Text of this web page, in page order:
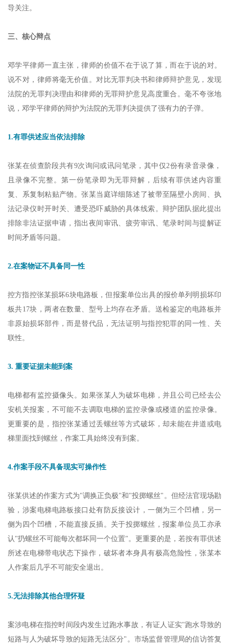
导关注。
三、核心辩点
邓学平律师一直主张，律师的价值不在于说了算，而在于说的对。
说不对，律师将毫无价值。对比无罪判决书和律师辩护意见，发现
法院的无罪判决理由和律师的无罪辩护意见高度重合。毫不夸张地
说，邓学平律师的辩护为法院的无罪判决提供了强有力的子弹。
1.有罪供述应当依法排除
张某在侦查阶段共有9次询问或讯问笔录，其中仅2份有录音录像，
且录像不完整。第一份笔录即为无罪辩解，后续有罪供述内容重
复、系复制粘贴产物。张某当庭详细陈述了被带至隔壁小房间、执
法记录仪时开时关、遭受恐吓威胁的具体线索。辩护团队据此提出
排除非法证据申请，指出夜间审讯、疲劳审讯、笔录时间与提解证
时间矛盾等问题。
2.在案物证不具备同一性
控方指控张某损坏6块电路板，但报案单位出具的报价单列明损坏印
板共17块，两者在数量、型号上均存在矛盾。送检鉴定的电路板并
非原始损坏部件，而是替代品，无法证明与指控犯罪的同一性、关
联性。
3. 重要证据未能到案
电梯都有监控摄像头。如果张某人为破坏电梯，并且公司已经去公
安机关报案，不可能不去调取电梯的监控录像或楼道的监控录像。
更重要的是，指控张某通过丢螺丝等方式破坏，却未能在井道或电
梯里面找到螺丝，作案工具始终没有到案。
4.作案手段不具备现实可操作性
张某供述的作案方式为"调换正负极"和"投掷螺丝"。但经法官现场勘
验，涉案电梯电路板接口处有防反接设计，一侧为三个凹槽，另一
侧为四个凹槽，不能直接反插。关于投掷螺丝，报案单位员工亦承
认"扔螺丝不可能每次都坏同一个位置"。更重要的是，若按有罪供述
所述在电梯带电状态下操作，破坏者本身具有极高危险性，张某本
人作案后几乎不可能安全退出。
5.无法排除其他合理怀疑
案涉电梯在指控时间段内发生过跑水事故，有证人证实"跑水导致的
短路与人为破坏导致的短路无法区分"。市场监督管理局的信访答复